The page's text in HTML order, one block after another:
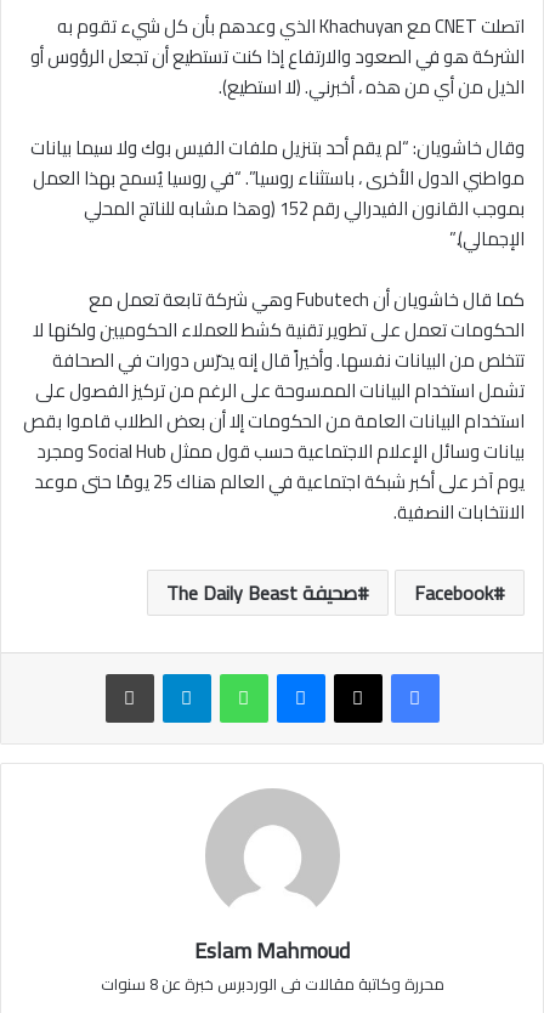
اتصلت CNET مع Khachuyan الذي وعدهم بأن كل شيء تقوم به
الشركة هو في الصعود والارتفاع إذا كنت تستطيع أن تجعل الرؤوس أو
الذيل من أي من هذه ، أخبرني. (لا استطيع).
وقال خاشويان: “لم يقم أحد بتنزيل ملفات الفيس بوك ولا سيما بيانات
مواطني الدول الأخرى ، باستثناء روسيا”. “في روسيا يُسمح بهذا العمل
بموجب القانون الفيدرالي رقم 152 (وهذا مشابه للناتج المحلي
الإجمالي).”
كما قال خاشويان أن Fubutech وهي شركة تابعة تعمل مع
الحكومات تعمل على تطوير تقنية كشط للعملاء الحكوميين ولكنها لا
تتخلص من البيانات نفسها. وأخيراً قال إنه يدرّس دورات في الصحافة
تشمل استخدام البيانات الممسوحة على الرغم من تركيز الفصول على
استخدام البيانات العامة من الحكومات إلا أن بعض الطلاب قاموا بقص
بيانات وسائل الإعلام الاجتماعية حسب قول ممثل Social Hub ومجرد
يوم آخر على أكبر شبكة اجتماعية في العالم هناك 25 يومًا حتى موعد
الانتخابات النصفية.
Facebook صحيفة The Daily Beast
ماسنجر واتساب تيلقرام
Eslam Mahmoud
محررة وكاتبة مقالات فى الوردبرس خبرة عن 8 سنوات